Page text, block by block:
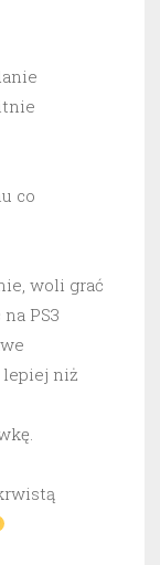
co
woli grać
PS3
lepiej niż